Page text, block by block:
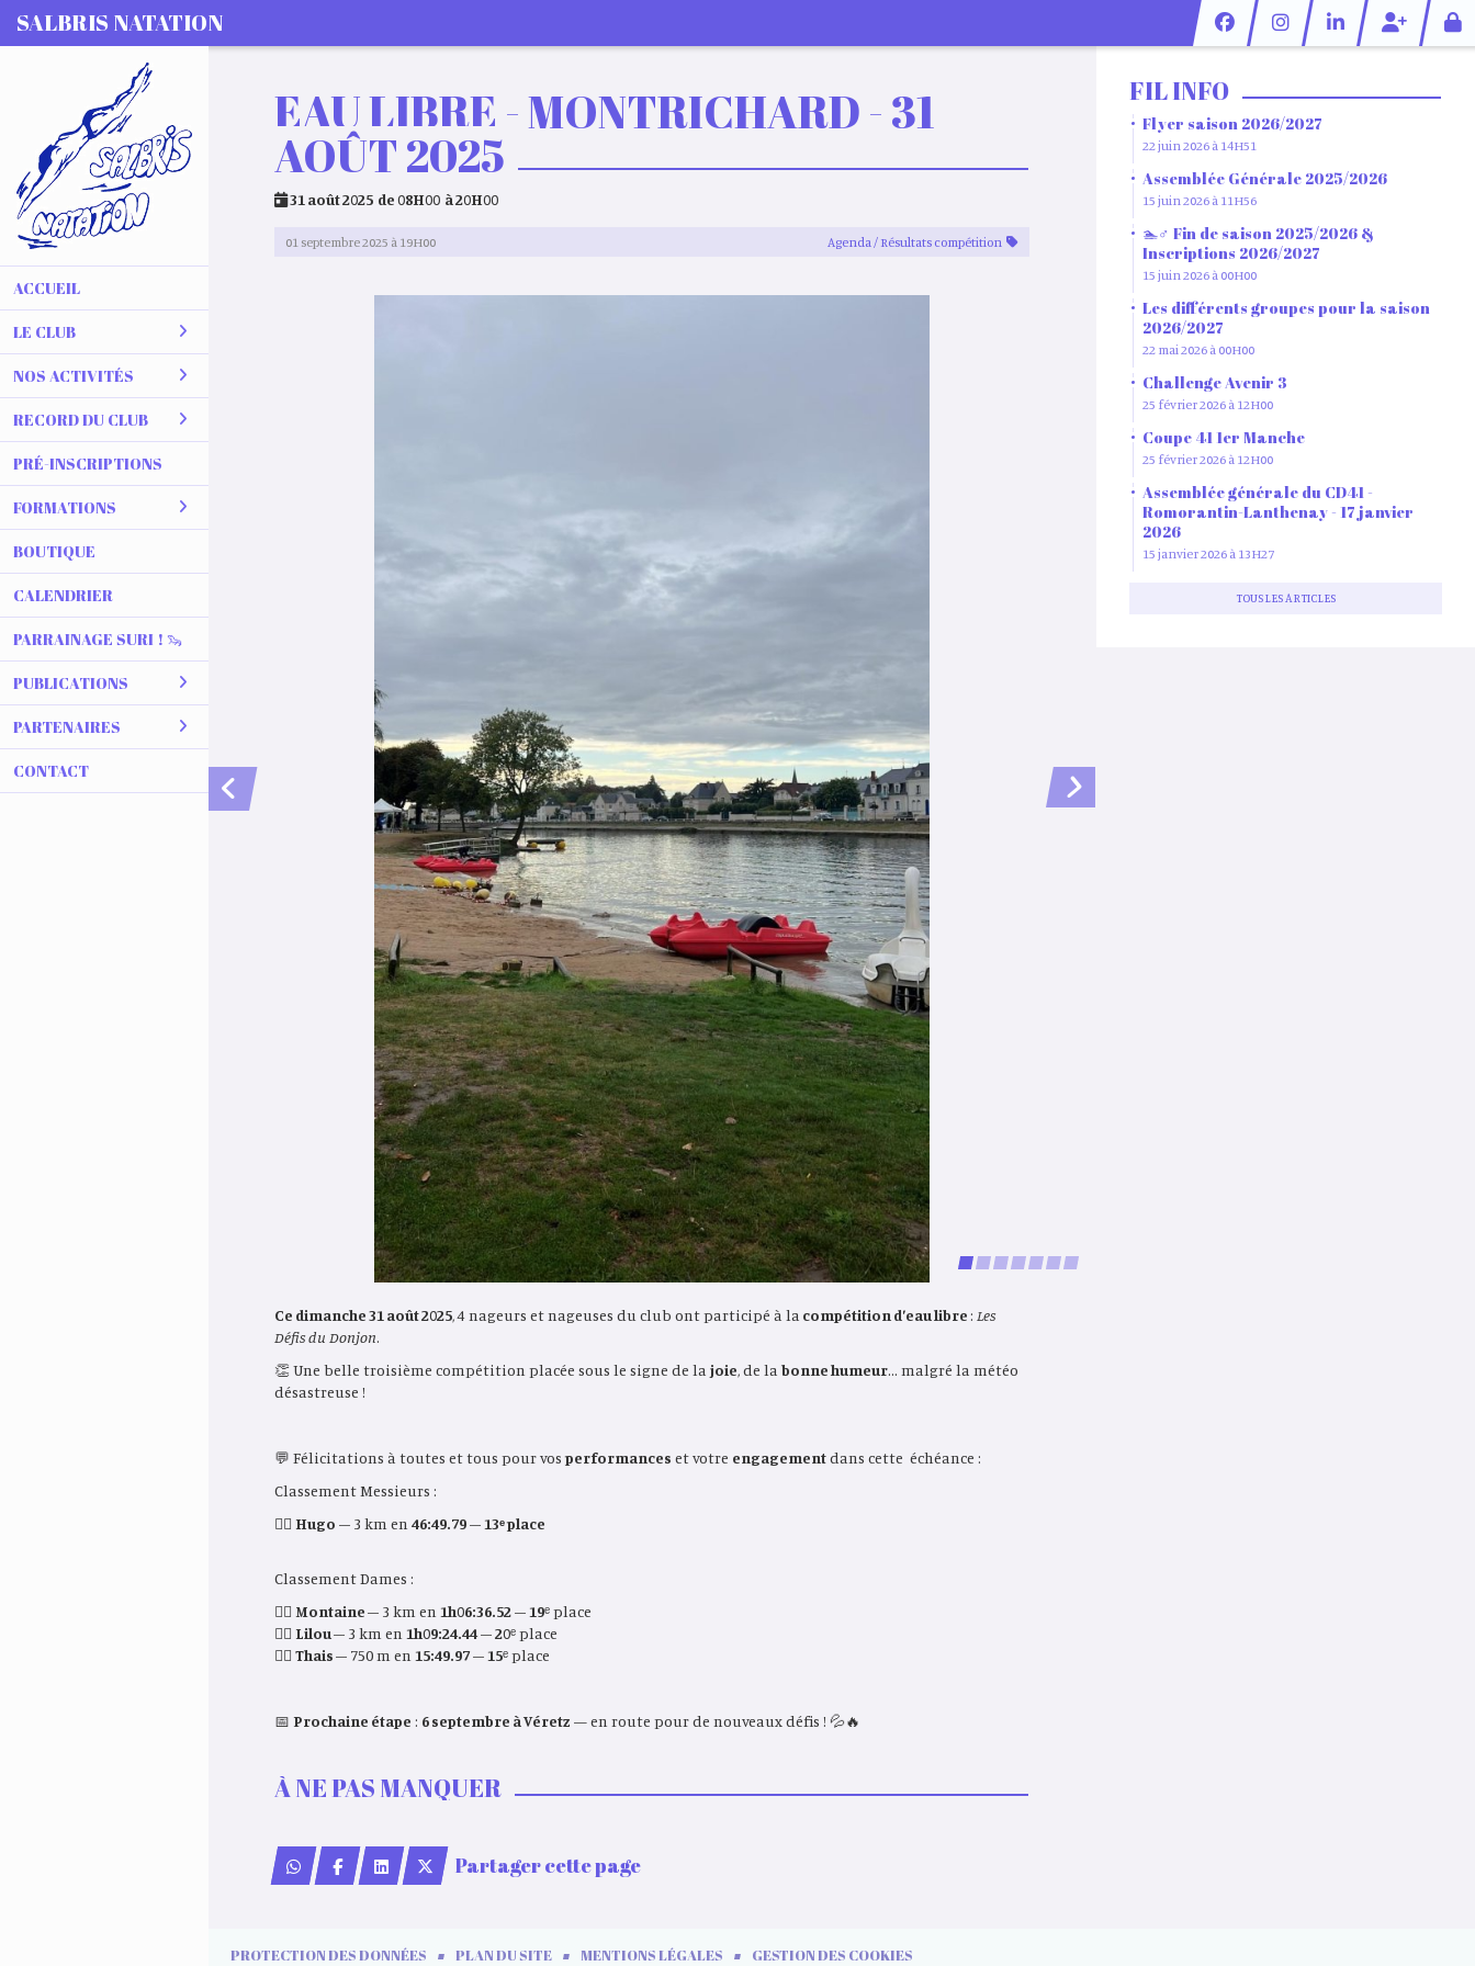
SALBRIS NATATION
ACCUEIL
LE CLUB
NOS ACTIVITÉS
RECORD DU CLUB
PRÉ-INSCRIPTIONS
FORMATIONS
BOUTIQUE
CALENDRIER
PARRAINAGE SURI ! 🦦
PUBLICATIONS
PARTENAIRES
CONTACT
EAU LIBRE - MONTRICHARD - 31
AOÛT 2025
31 août 2025 de 08H00 à 20H00
01 septembre 2025 à 19H00 Agenda Résultats compétition
Ce dimanche 31 août 2025, 4 nageurs et nageuses du club ont participé à la compétition d’eau libre : Les
Défis du Donjon.
👏 Une belle troisième compétition placée sous le signe de la joie, de la bonne humeur… malgré la météo
désastreuse !
💬 Félicitations à toutes et tous pour vosperformances et votre engagementdans cette échéance :
Classement Messieurs :
🏊‍♀️ Hugo – 3 km en 46:49.79– 13ᵉplace
Classement Dames :
🏊‍♀️ Montaine– 3 km en 1h06:36.52– 19ᵉ place
🏊‍♀️ Lilou– 3 km en 1h09:24.44–20ᵉ place
🏊‍♀️ Thais– 750 m en 15:49.97– 15ᵉ place
📅 Prochaine étape : 6septembre à Véretz — en route pour de nouveaux défis ! 💦🔥
À NE PAS MANQUER
Challenge Avenir 3
Décembre 2025
Départementaux -
Décembre 2025
Partager cette page
FIL INFO
Flyer saison 2026/2027
22 juin 2026 à 14H51
Assemblée Générale 2025/2026
15 juin 2026 à 11H56
🏊♂️ Fin de saison 2025/2026 &
Inscriptions 2026/2027
15 juin 2026 à 00H00
Les différents groupes pour la saison
2026/2027
22 mai 2026 à 00H00
Challenge Avenir 3
25 février 2026 à 12H00
Coupe 41 1er Manche
25 février 2026 à 12H00
Assemblée générale du CD41 -
Romorantin-Lanthenay - 17 janvier
2026
15 janvier 2026 à 13H27
TOUS LES ARTICLES
PROTECTION DES DONNÉES PLAN DU SITE MENTIONS LÉGALES GESTION DES COOKIES